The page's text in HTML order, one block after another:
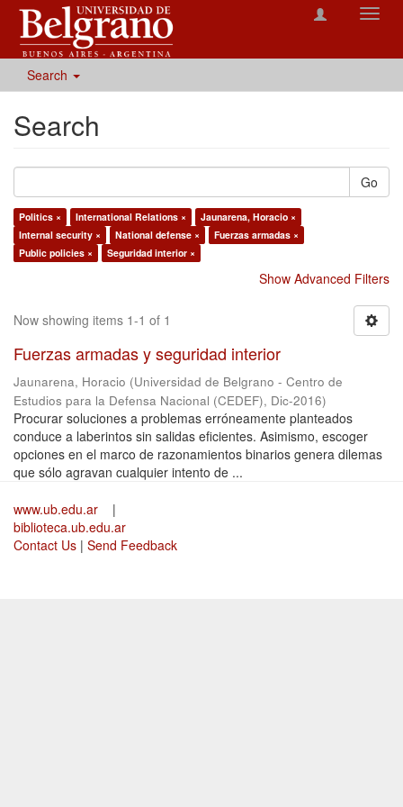
Search
Search
Go
Politics × International Relations ×
Jaunarena, Horacio ×
Internal security ×
National defense ×
Fuerzas armadas ×
Public policies ×
Seguridad interior ×
Show Advanced Filters
Now showing items 1-1 of 1
Fuerzas armadas y seguridad interior
Jaunarena, Horacio (Universidad de Belgrano - Centro de
Estudios para la Defensa Nacional (CEDEF), Dic-2016)
Procurar soluciones a problemas erróneamente planteados
conduce a laberintos sin salidas eficientes. Asimismo, escoger
opciones en el marco de razonamientos binarios genera dilemas
que sólo agravan cualquier intento de ...
www.ub.edu.ar
|
biblioteca.ub.edu.ar
Contact Us | Send Feedback